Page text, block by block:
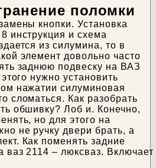
поломки
кнопки. Установка
инструкция и схема
из силумина, то в
элемент довольно часто
заднюю подвеску на ВАЗ
нужно установить
нажатии силуминовая
сломаться. Как разобрать
обшивку? Лоб и. Конечно,
но для этого на
не ручку двери брать, а
Как поменять задние
ваз 2114 – люксваз. Включает